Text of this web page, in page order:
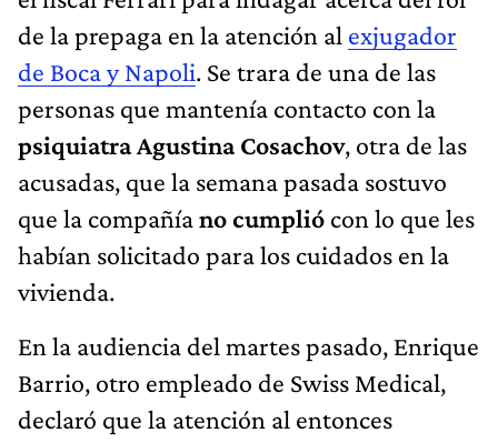
de la prepaga en la atención al exjugador
de Boca y Napoli. Se trara de una de las
personas que mantenía contacto con la
psiquiatra Agustina Cosachov, otra de las
acusadas, que la semana pasada sostuvo
que la compañíano cumplió con lo que les
habían solicitado para los cuidados en la
vivienda.
En la audiencia del martes pasado, Enrique
Barrio, otro empleado de Swiss Medical,
declaró que la atención al entonces